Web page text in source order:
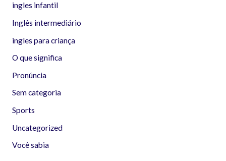
ingles infantil
Inglês intermediário
ingles para criança
O que significa
Pronúncia
Sem categoria
Sports
Uncategorized
Você sabia